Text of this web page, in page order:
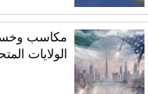
مكاسب
الولايات